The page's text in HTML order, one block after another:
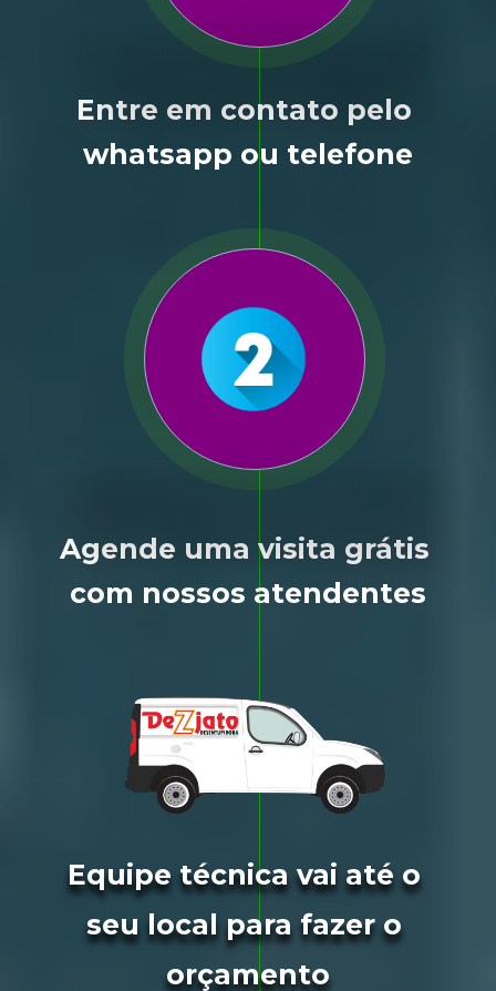
Equipe técnica vai até o
seu local para fazer o
orçamento
Entre em contato pelo
whatsapp ou telefone
Agende uma visita grátis
com nossos atendentes